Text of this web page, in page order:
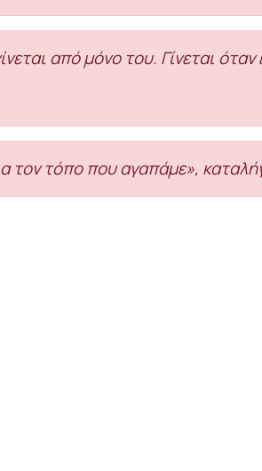
από μόνο του. Γίνεται
τον τόπο που αγαπάμε»,